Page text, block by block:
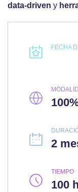
data-driven y
FECHA
2
TIEMPO
100